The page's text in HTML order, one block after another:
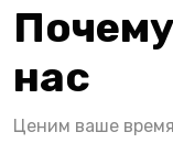
нас
Ценим ваше